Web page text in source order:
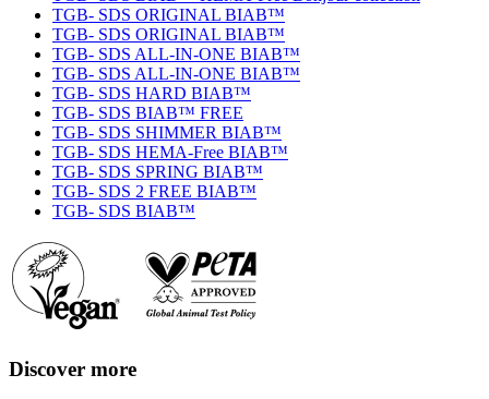
TGB- SDS ORIGINAL BIAB™
TGB- SDS ORIGINAL BIAB™
TGB- SDS ALL-IN-ONE BIAB™
TGB- SDS ALL-IN-ONE BIAB™
TGB- SDS HARD BIAB™
TGB- SDS BIAB™ FREE
TGB- SDS SHIMMER BIAB™
TGB- SDS HEMA-Free BIAB™
TGB- SDS SPRING BIAB™
TGB- SDS 2 FREE BIAB™
TGB- SDS BIAB™
Discover more